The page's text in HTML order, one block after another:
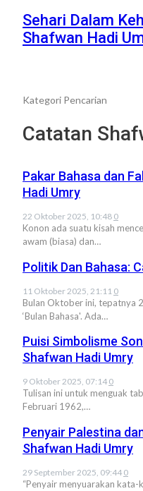
Sehari Dalam
Shafwan Hadi
Kategori Pencarian
Catatan
Pakar Bahasa dan
Hadi Umry
22 Oktober 2025, 10:48 0
Konon ada suatu kisah
awam (biasa) dan…
Politik Dan Bahasa:
11 Oktober 2025, 21:11 0
Bulan Oktober ini, tepatnya
‘Bulan Bahasa'. Ada…
Puisi Simbolisme
Shafwan Hadi Umry
9 Oktober 2025, 07:14 0
Tulisan ini untuk menguak
Februari 1962,…
Penyair Palestina
Shafwan Hadi Umry
29 September 2025, 09:44 0
“Penyair menyuarakan